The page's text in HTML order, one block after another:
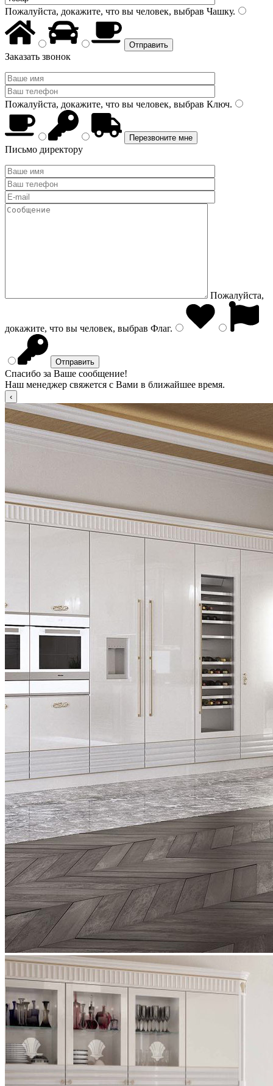
Пожалуйста, докажите, что вы человек, выбрав Чашку.
Заказать звонок
Пожалуйста, докажите, что вы человек, выбрав Ключ.
Письмо директору
Пожалуйста,
докажите, что вы человек, выбрав Флаг.
Спасибо за Ваше сообщение!
Наш менеджер свяжется с Вами в ближайшее время.